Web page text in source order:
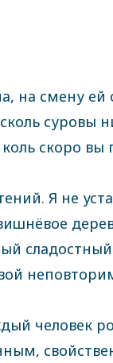
на смену
суровы
скоро
Я не
человек